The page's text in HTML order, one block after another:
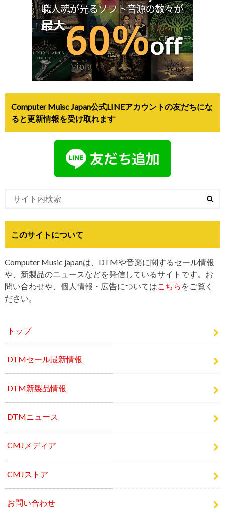
Computer Muisc Japan公式LINEアカウントの友だちにな
ると更新情報を受け取れます
このサイトについて
Computer Music japanは、DTMや音楽に関するセール情報
や、新製品のニュースなどを発信しているサイトです。お
問い合わせや、個人情報・広告については こちら をご覧く
ださい。
トップ
DTMセール最新情報
DTM新製品情報
DTMニュース
CMJメディア
CMJストア
お問い合わせ